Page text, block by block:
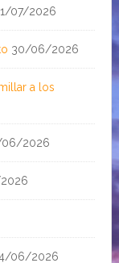
07/2026
30/06/2026
a los
06/2026
06/2026